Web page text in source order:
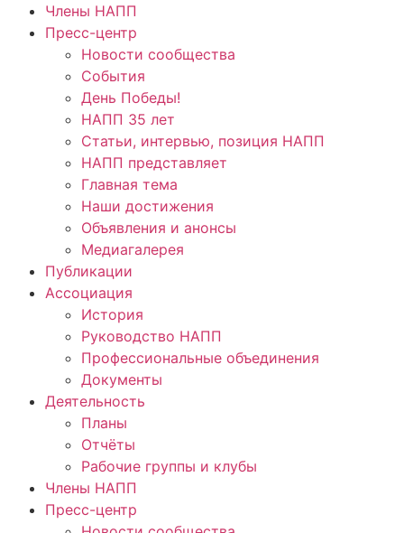
Члены НАПП
Пресс-центр
Новости сообщества
События
День Победы!
НАПП 35 лет
Статьи, интервью, позиция НАПП
НАПП представляет
Главная тема
Наши достижения
Объявления и анонсы
Медиагалерея
Публикации
Ассоциация
История
Руководство НАПП
Профессиональные объединения
Документы
Деятельность
Планы
Отчёты
Рабочие группы и клубы
Члены НАПП
Пресс-центр